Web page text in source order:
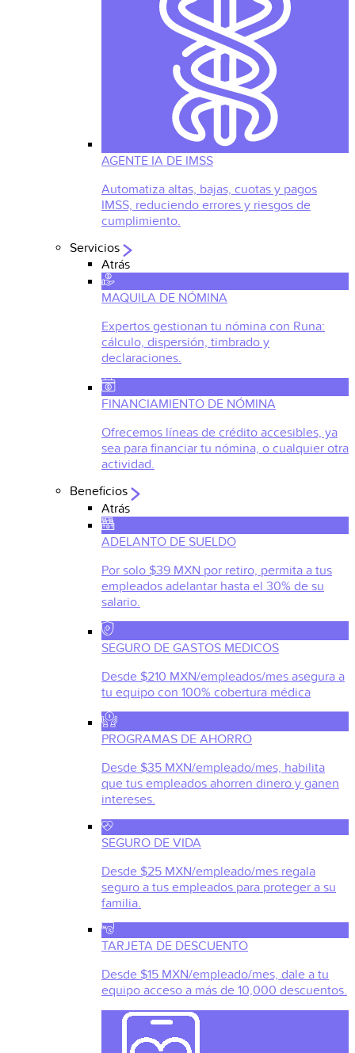
AGENTE IA DE IMSS
Automatiza altas, bajas, cuotas y pagos
IMSS, reduciendo errores y riesgos de
cumplimiento.
Servicios
Atrás
MAQUILA DE NÓMINA
Expertos gestionan tu nómina con Runa:
cálculo, dispersión, timbrado y
declaraciones.
FINANCIAMIENTO DE NÓMINA
Ofrecemos líneas de crédito accesibles, ya
sea para financiar tu nómina, o cualquier otra
actividad.
Beneficios
Atrás
ADELANTO DE SUELDO
Por solo $39 MXN por retiro, permita a tus
empleados adelantar hasta el 30% de su
salario.
SEGURO DE GASTOS MEDICOS
Desde $210 MXN/empleados/mes asegura a
tu equipo con 100% cobertura médica
PROGRAMAS DE AHORRO
Desde $35 MXN/empleado/mes, habilita
que tus empleados ahorren dinero y ganen
intereses.
SEGURO DE VIDA
Desde $25 MXN/empleado/mes regala
seguro a tus empleados para proteger a su
familia.
TARJETA DE DESCUENTO
Desde $15 MXN/empleado/mes, dale a tu
equipo acceso a más de 10,000 descuentos.